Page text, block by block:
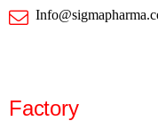
Factory